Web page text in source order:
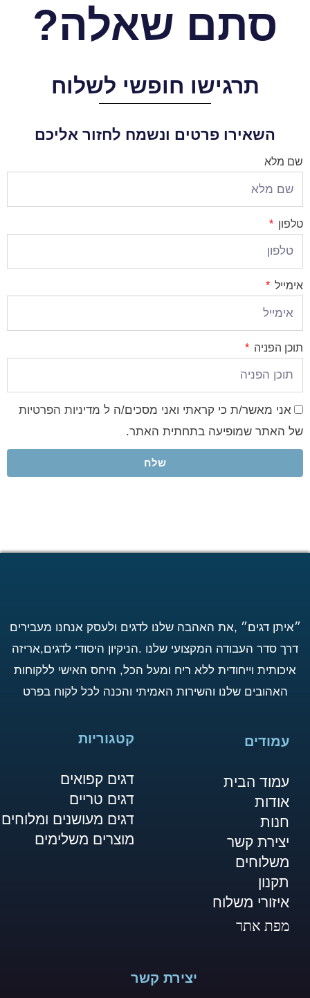
סתם שאלה?
תרגישו חופשי לשלוח
השאירו פרטים ונשמח לחזור אליכם
שם מלא
טלפון
אימייל
תוכן הפניה
אני מאשר/ת כי קראתי ואני מסכים/ה ל מדיניות הפרטיות
של האתר שמופיעה בתחתית האתר.
שלח
״איתן דגים״ ,את האהבה שלנו לדגים ולעסק אנחנו מעבירים
דרך סדר העבודה המקצועי שלנו .הניקיון היסודי לדגים,אריזה
איכותית וייחודית ללא ריח ומעל הכל, היחס האישי ללקוחות
האהובים שלנו והשירות האמיתי והכנה לכל לקוח בפרט
עמודים
עמוד הבית
אודות
חנות
יצירת קשר
משלוחים
תקנון
איזורי משלוח
מפת אתר
קטגוריות
דגים קפואים
דגים טריים
דגים מעושנים ומלוחים
מוצרים משלימים
יצירת קשר